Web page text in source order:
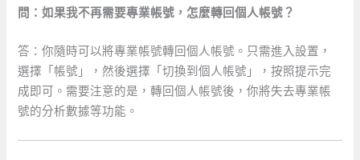
問：如果我不再需要專業帳號，怎麼轉回個人帳號？
答：你隨時可以將專業帳號轉回個人帳號。只需進入設置，
選擇「帳號」，然後選擇「切換到個人帳號」，按照提示完
成即可。需要注意的是，轉回個人帳號後，你將失去專業帳
號的分析數據等功能。